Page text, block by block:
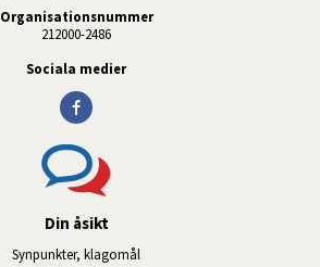
Organisationsnummer
212000-2486
Sociala medier
Din åsikt
Synpunkter, klagomål